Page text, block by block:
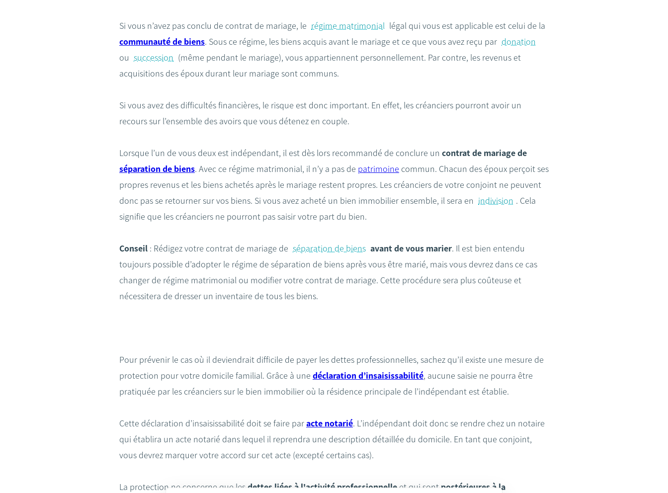
Si vous n’avez pas conclu de contrat de mariage, le régime matrimonial légal qui vous est applicable est celui de la
communauté de biens. Sous ce régime, les biens acquis avant le mariage et ce que vous avez reçu par donation
ou succession (même pendant le mariage), vous appartiennent personnellement. Par contre, les revenus et
acquisitions des époux durant leur mariage sont communs.
Si vous avez des difficultés financières, le risque est donc important. En effet, les créanciers pourront avoir un
recours sur l’ensemble des avoirs que vous détenez en couple.
Lorsque l’un de vous deux est indépendant, il est dès lors recommandé de conclure un contrat de mariage de
séparation de biens. Avec ce régime matrimonial, il n’y a pas de patrimoine commun. Chacun des époux perçoit ses
propres revenus et les biens achetés après le mariage restent propres. Les créanciers de votre conjoint ne peuvent
donc pas se retourner sur vos biens. Si vous avez acheté un bien immobilier ensemble, il sera en indivision . Cela
signifie que les créanciers ne pourront pas saisir votre part du bien.
Conseil : Rédigez votre contrat de mariage de séparation de biens avant de vous marier. Il est bien entendu
toujours possible d’adopter le régime de séparation de biens après vous être marié, mais vous devrez dans ce cas
changer de régime matrimonial ou modifier votre contrat de mariage. Cette procédure sera plus coûteuse et
nécessitera de dresser un inventaire de tous les biens.
Pour prévenir le cas où il deviendrait difficile de payer les dettes professionnelles, sachez qu’il existe une mesure de
protection pour votre domicile familial. Grâce à une déclaration d’insaisissabilité, aucune saisie ne pourra être
pratiquée par les créanciers sur le bien immobilier où la résidence principale de l’indépendant est établie.
Cette déclaration d’insaisissabilité doit se faire paracte notarié. L’indépendant doit donc se rendre chez un notaire
qui établira un acte notarié dans lequel il reprendra une description détaillée du domicile. En tant que conjoint,
vous devrez marquer votre accord sur cet acte (excepté certains cas).
La protection ne concerne que lesdettes liées à l'activité professionnelle et qui sont postérieures à la